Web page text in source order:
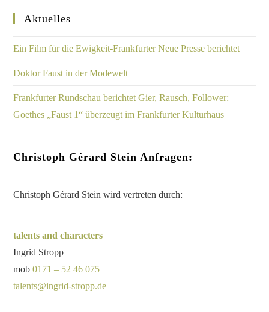
Aktuelles
Ein Film für die Ewigkeit-Frankfurter Neue Presse berichtet
Doktor Faust in der Modewelt
Frankfurter Rundschau berichtet Gier, Rausch, Follower:
Goethes „Faust 1“ überzeugt im Frankfurter Kulturhaus
Christoph Gérard Stein Anfragen:
Christoph Gérard Stein wird vertreten durch:
talents and characters
Ingrid Stropp
mob0171 – 52 46 075
talents@ingrid-stropp.de